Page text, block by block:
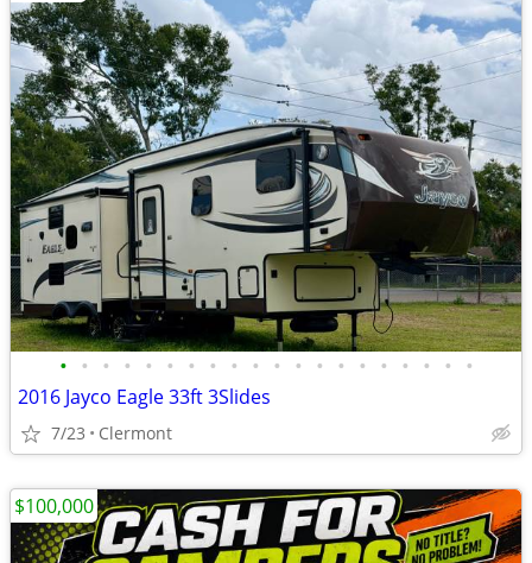
• • • • • • • • • • • • • • • • • • • •
2016 Jayco Eagle 33ft 3Slides
7/23 Clermont
$100,000